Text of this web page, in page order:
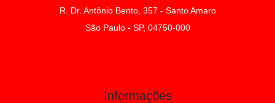
R. Dr. Antônio Bento, 357 - Santo Amaro
São Paulo - SP, 04750-000
Informações